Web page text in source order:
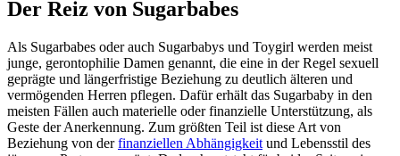
Der Reiz von Sugarbabes
Als Sugarbabes oder auch Sugarbabys und Toygirl werden meist
junge, gerontophilie Damen genannt, die eine in der Regel sexuell
geprägte und längerfristige Beziehung zu deutlich älteren und
vermögenden Herren pflegen. Dafür erhält das Sugarbaby in den
meisten Fällen auch materielle oder finanzielle Unterstützung, als
Geste der Anerkennung. Zum größten Teil ist diese Art von
Beziehung von derfinanziellen Abhängigkeit und Lebensstil des